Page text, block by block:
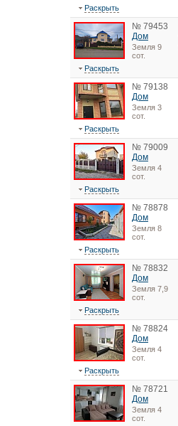
Раскрыть
№ 79453
Дом
Земля 9
сот.
Раскрыть
№ 79138
Дом
Земля 3
сот.
Раскрыть
№ 79009
Дом
Земля 4
сот.
Раскрыть
№ 78878
Дом
Земля 8
сот.
Раскрыть
№ 78832
Дом
Земля 7,9
сот.
Раскрыть
№ 78824
Дом
Земля 4
сот.
Раскрыть
№ 78721
Дом
Земля 4
сот.